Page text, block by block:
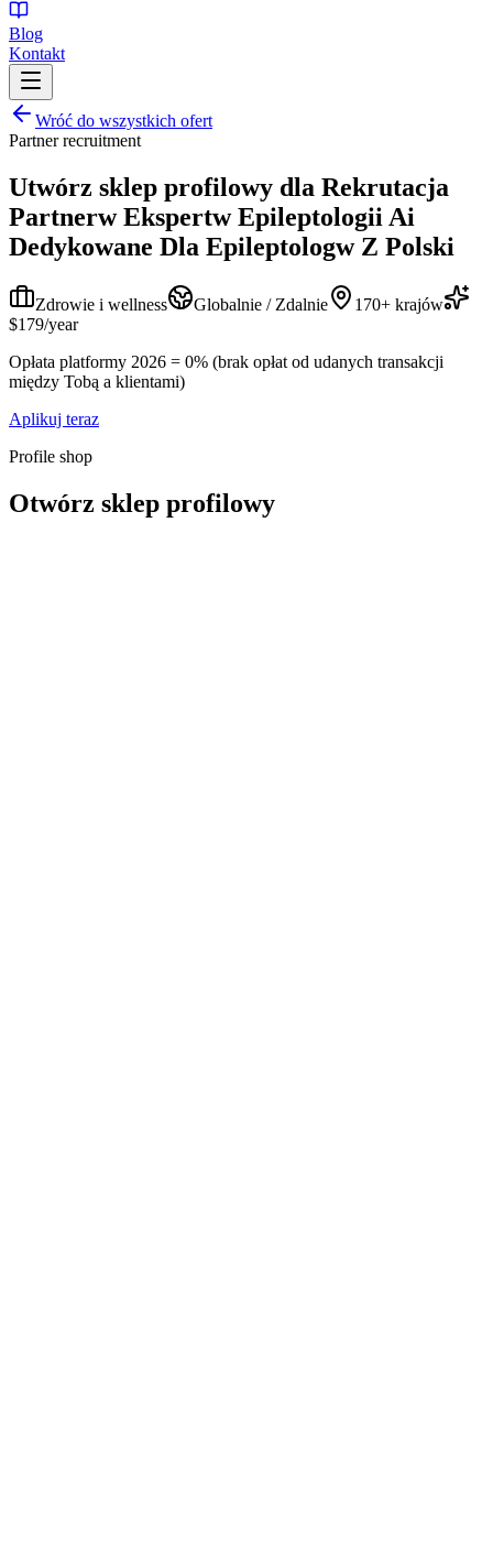
Blog
Kontakt
Wróć do wszystkich ofert
Partner recruitment
Utwórz sklep profilowy dla Rekrutacja
Partnerw Ekspertw Epileptologii Ai
Dedykowane Dla Epileptologw Z Polski
Zdrowie i wellness Globalnie / Zdalnie
170+ krajów
$179/year
Opłata platformy 2026 = 0% (brak opłat od udanych transakcji
między Tobą a klientami)
Aplikuj teraz
Profile shop
Otwórz sklep profilowy